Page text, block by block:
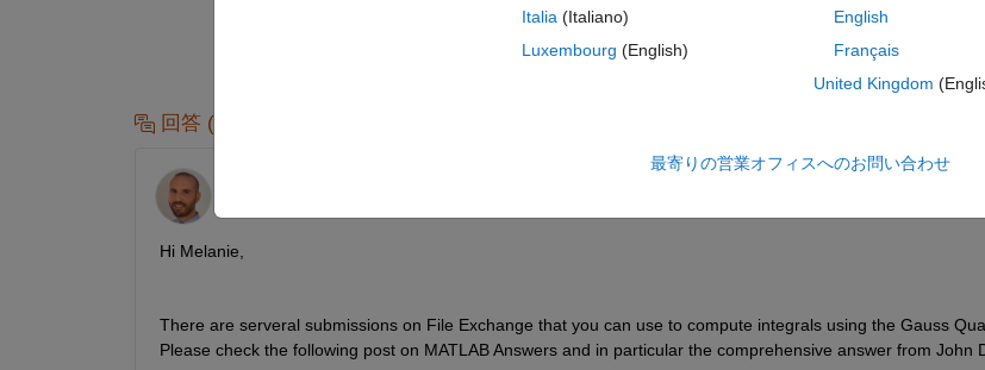
サインインしてこ
サインインしてアクテ
回答 (1 件)
Hi Melanie,
There are serveral submissions on File Exchange that you can use to compute integrals using the Gauss
Please check the following post on MATLAB Answers and in particular the comprehensive answer from John
Italia (Italiano)
Luxembourg (English)
English
Français
United Kingdom
最寄りの営業オフィスへのお問い合わせ